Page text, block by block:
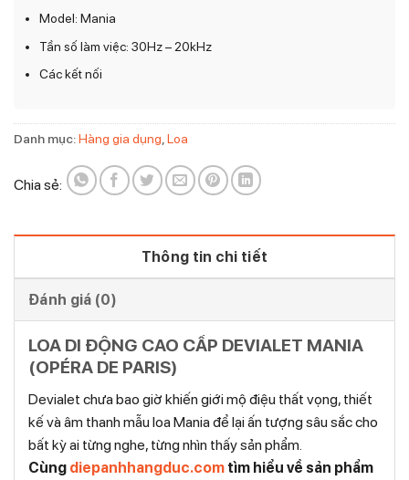
Model: Mania
Tần số làm việc: 30Hz – 20kHz
Các kết nối
Danh mục:Hàng gia dụng,Loa
Chia sẻ:
Thông tin chi tiết
Đánh giá (0)
LOA DI ĐỘNG CAO CẤP DEVIALET MANIA
(OPÉRA DE PARIS)
Devialet chưa bao giờ khiến giới mộ điệu thất vọng, thiết
kế và âm thanh mẫu loa Mania để lại ấn tượng sâu sắc cho
bất kỳ ai từng nghe, từng nhìn thấy sản phẩm.
Cùng diepanhhangduc.com tìm hiểu về sản phẩm